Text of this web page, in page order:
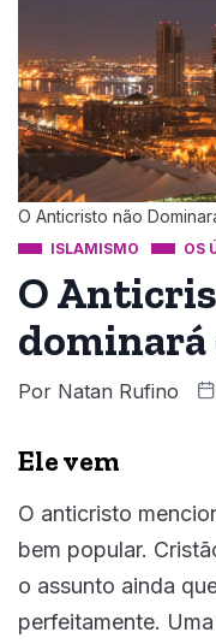
O Anticristo não
ISLAMISMO OS
O
dominará
Por Natan Rufino
Ele vem
O anticristo
bem popular.
o assunto ainda
perfeitamente.